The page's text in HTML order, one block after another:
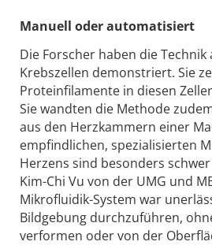
Manuell oder automatisiert
Die Forscher haben die
Krebszellen demonstriert. Sie
Proteinfilamente in diesen
Sie wandten die Methode
aus den Herzkammern einer
empfindlichen, spezialisierten
Herzens sind besonders
Kim-Chi Vu von der UMG und
Mikrofluidik-System war
Bildgebung durchzuführen,
verformen oder von der